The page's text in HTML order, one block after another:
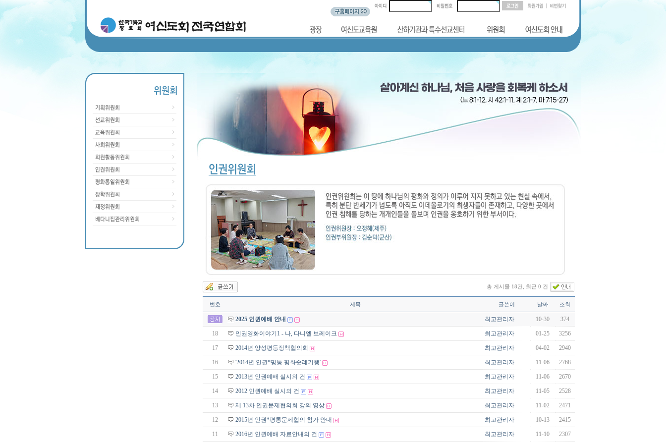
총 게시물 18건, 최근 0 건
번호 제목 글쓴이 날짜 조회
2025 인권예배 안내 최고관리자 10-30 374
18 인권영화이야기1 - 나, 다니엘 브레이크 최고관리자 01-25 3256
17 2014년 양성평등정책협의회 최고관리자 04-02 2940
16 '2014년 인권*평통 평화순례기행' 최고관리자 11-06 2768
15 2013년 인권예배 실시의 건 최고관리자 11-06 2670
14 2012 인권예배 실시의 건 최고관리자 11-05 2528
13 제 13차 인권문제협의회 강의 영상 최고관리자 11-02 2471
12 2015년 인권*평통문제협의 참가 안내 최고관리자 10-13 2415
11 2016년 인권예배 자료안내의 건 최고관리자 11-10 2307